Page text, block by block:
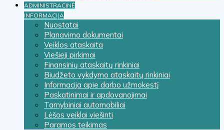
ADMINISTRACINĖ
INFORMACIJA
Nuostatai
Planavimo dokumentai
Veiklos ataskaita
Viešieji pirkimai
Finansinių ataskaitų rinkiniai
Biudžeto vykdymo ataskaitų rinkiniai
Informacija apie darbo užmokestį
Paskatinimai ir apdovanojimai
Tarnybiniai automobiliai
Lėšos veiklai viešinti
Paramos teikimas